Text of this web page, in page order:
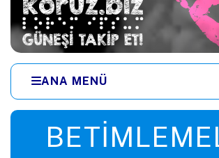
ANA MENÜ
Menüye zıpla